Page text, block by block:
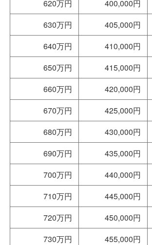
620万円
400,000円
630万円
405,000円
640万円
410,000円
650万円
415,000円
660万円
420,000円
670万円
425,000円
680万円
430,000円
690万円
435,000円
700万円
440,000円
710万円
445,000円
720万円
450,000円
730万円
455,000円